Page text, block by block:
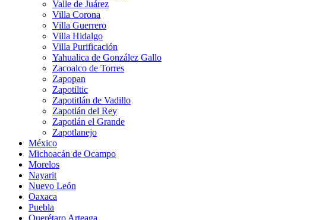
Valle de Juárez
Villa Corona
Villa Guerrero
Villa Hidalgo
Villa Purificación
Yahualica de González Gallo
Zacoalco de Torres
Zapopan
Zapotiltic
Zapotitlán de Vadillo
Zapotlán del Rey
Zapotlán el Grande
Zapotlanejo
México
Michoacán de Ocampo
Morelos
Nayarit
Nuevo León
Oaxaca
Puebla
Querétaro Arteaga